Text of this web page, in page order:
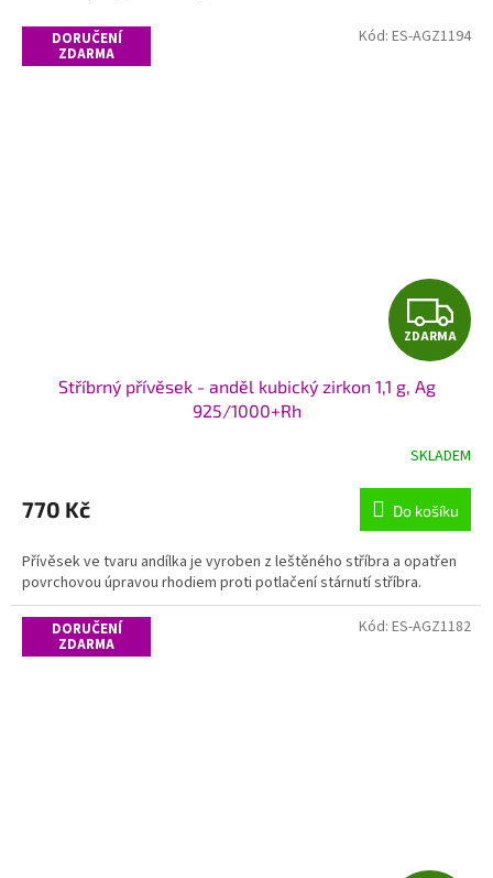
DORUČENÍ
ZDARMA
Z
D
R
M
A
ZDARMA
Stříbrný přívěsek - anděl kubický zirkon 1,1 g, Ag
925/1000+Rh
SKLADEM
770 Kč Do košíku
Přívěsek ve tvaru andílka je vyroben z leštěného stříbra a opatřen
povrchovou úpravou rhodiem proti potlačení stárnutí stříbra.
Kód: ES-AGZ1194
DORUČENÍ
ZDARMA
Kód: ES-AGZ1182